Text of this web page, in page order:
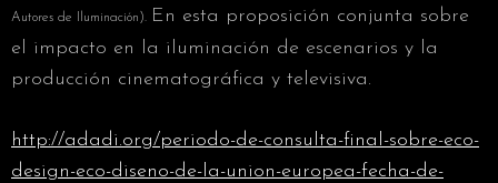
Autores de Iluminación). En esta proposición conjunta sobre
el impacto en la iluminación de escenarios y la
producción cinematográfica y televisiva.
http://adadi.org/periodo-de-consulta-final-sobre-eco-
design-eco-diseno-de-la-union-europea-fecha-de-